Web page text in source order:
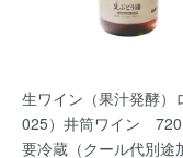
生ワイン（果汁発酵）
025）井筒ワイン
要冷蔵（クール代別途